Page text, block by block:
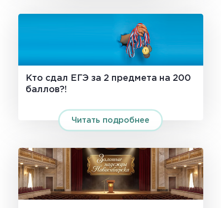
Кто сдал ЕГЭ за 2 предмета на 200
баллов?!
Читать подробнее